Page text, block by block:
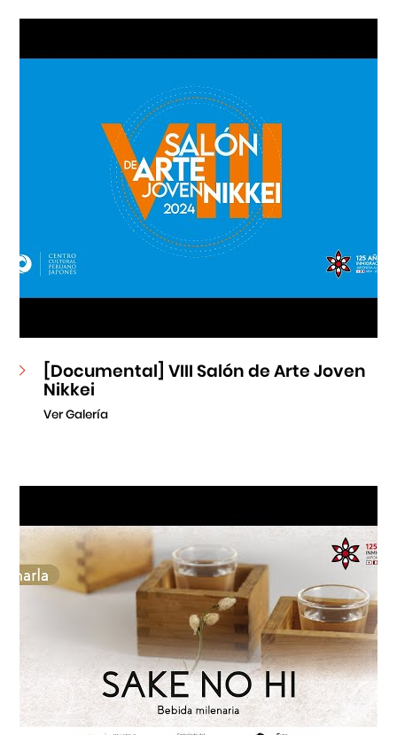
Museo de la Inmigración Japonesa
Fondo Editorial
Teatro Peruano Japonés
[Documental] VIII Salón de Arte Joven
Nikkei
Ver Galería